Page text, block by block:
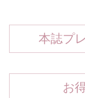
本誌プ
お